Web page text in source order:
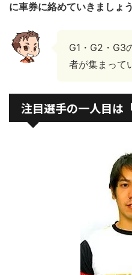
に車券に絡めていきましょう
G1・G2・G3
者が集まって
注目選手の一人目は